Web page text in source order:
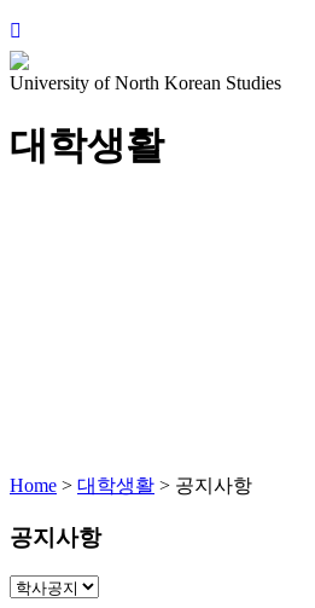
University of North Korean Studies
대학생활
Home > 대학생활 > 공지사항
공지사항